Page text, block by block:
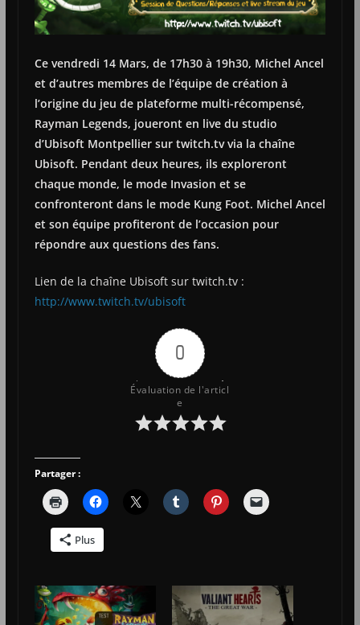
Ce vendredi 14 Mars, de 17h30 à 19h30, Michel Ancel
et d’autres membres de l’équipe de création à
l’origine du jeu de plateforme multi-récompensé,
Rayman Legends, joueront en live du studio
d’Ubisoft Montpellier sur twitch.tv via la chaîne
Ubisoft. Pendant deux heures, ils exploreront
chaque monde, le mode Invasion et se
confronteront dans le mode Kung Foot. Michel Ancel
et son équipe profiteront de l’occasion pour
répondre aux questions des fans.
Lien de la chaîne Ubisoft sur twitch.tv :
http://www.twitch.tv/ubisoft
0
Évaluation de l'articl
e
Partager :
Plus